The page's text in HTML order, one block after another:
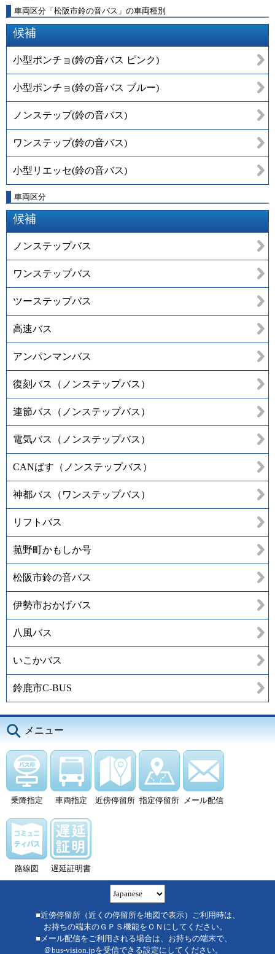
車両区分「松阪市鈴の音バス」の車両種別
候補
小型ポンチョ(鈴の音バス ピンク)
小型ポンチョ(鈴の音バス ブルー)
ノンステップ(鈴の音バス)
ワンステップ(鈴の音バス)
小型リエッセ(鈴の音バス)
車両区分
候補
ノンステップバス
ワンステップバス
ツーステップバス
高速バス
アンパンマンバス
復刻バス（ノンステップバス）
連節バス（ノンステップバス）
電気バス（ノンステップバス）
CANばす（ノンステップバス）
神都バス（ワンステップバス）
リフトバス
菰野町かもしか号
松阪市鈴の音バス
伊勢市おかげバス
八風バス
いこかバス
鈴鹿市C-BUS
メニュー
乗降指定 車両指定 近傍停留所 指定停留所 メール配信
路線図 遅延証明書
■近傍停留所（近くの停留所を地図で表示）ご利用時は、
お持ちの端末のＧＰＳ機能をＯＮにしてください。
■メール配信をご利用される場合は、お持ちの端末で、
＠bus-vision.jpを受信できる設定にしてください。